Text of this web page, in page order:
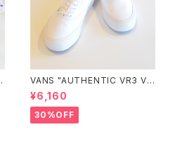
VANS "AUTHENTIC VR3 VN
0005UDTBD"
¥6,160
30%OFF